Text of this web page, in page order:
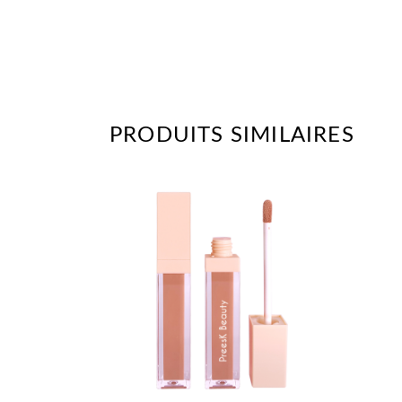
PRODUITS SIMILAIRES